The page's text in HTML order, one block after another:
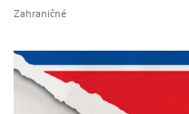
Zahraničné